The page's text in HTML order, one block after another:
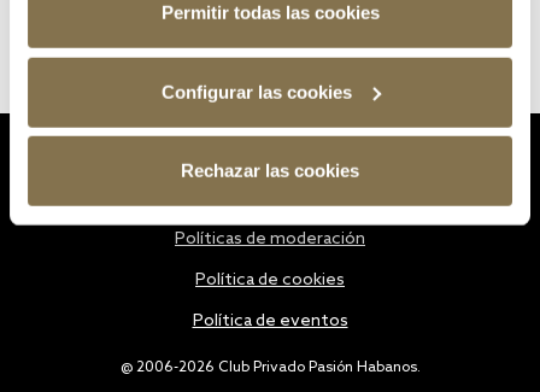
Permitir todas las cookies
Configurar las cookies
Rechazar las cookies
@ 2006-2026 Club Privado Pasión Habanos.
Políticas de moderación
Política de cookies
Política de eventos